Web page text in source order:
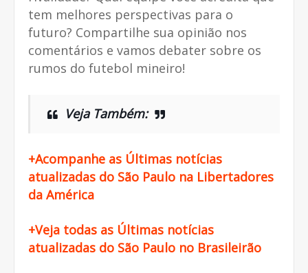
tem melhores perspectivas para o
futuro? Compartilhe sua opinião nos
comentários e vamos debater sobre os
rumos do futebol mineiro!
Veja Também:
+Acompanhe as Últimas notícias
atualizadas do São Paulo na Libertadores
da América
+Veja todas as Últimas notícias
atualizadas do São Paulo no Brasileirão